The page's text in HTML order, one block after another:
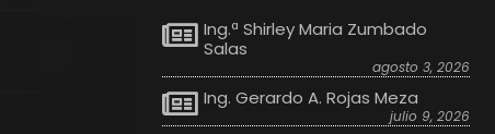
Ing.ª Shirley Maria Zumbado
Salas
agosto 3, 2026
Ing. Gerardo A. Rojas Meza
julio 9, 2026